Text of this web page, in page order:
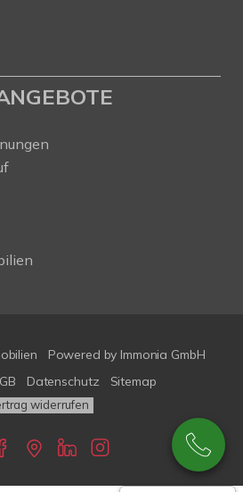
Powered by Immonia GmbH
Datenschutz Sitemap
widerrufen